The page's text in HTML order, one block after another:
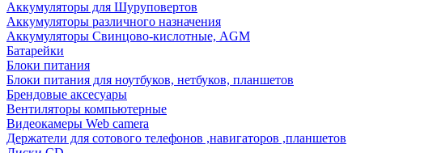
Аккумуляторы для Шуруповертов
Аккумуляторы различного назначения
Аккумуляторы Свинцово-кислотные, AGM
Батарейки
Блоки питания
Блоки питания для ноутбуков, нетбуков, планшетов
Брендовые аксесуары
Вентиляторы компьютерные
Видеокамеры Web camera
Держатели для сотового телефонов ,навигаторов ,планшетов